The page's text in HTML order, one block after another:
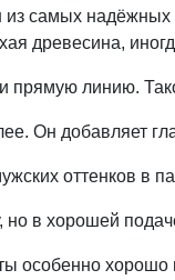
самых надёжных
древесина,
и прямую линию.
Он добавляет
оттенков в
но в хорошей
особенно хорошо